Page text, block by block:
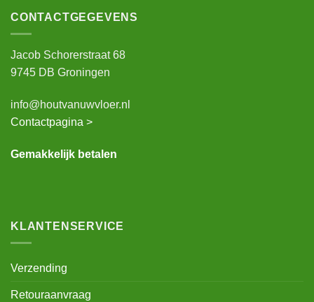
CONTACTGEGEVENS
Jacob Schorerstraat 68
9745 DB Groningen
info@houtvanuwvloer.nl
Contactpagina >
Gemakkelijk betalen
KLANTENSERVICE
Verzending
Retouraanvraag